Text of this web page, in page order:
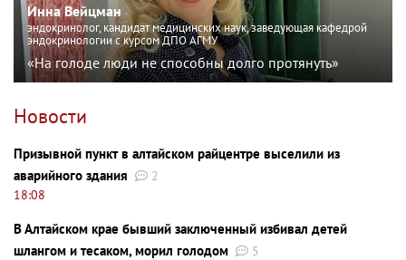
Инна Вейцман
эндокринолог, кандидат медицинских наук, заведующая кафедрой
эндокринологии с курсом ДПО АГМУ
«На голоде люди не способны долго протянуть»
Новости
Призывной пункт в алтайском райцентре выселили из
аварийного здания
2
18:08
В Алтайском крае бывший заключенный избивал детей
шлангом и тесаком, морил голодом
5